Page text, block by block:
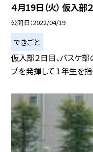
４月19日（火） 仮入部
公開日 2022/04/19
できごと
仮入部２日目、バスケ
プを発揮して１年生を